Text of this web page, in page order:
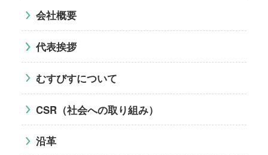
会社概要
代表挨拶
むすびすについて
CSR（社会への取り組み）
沿革